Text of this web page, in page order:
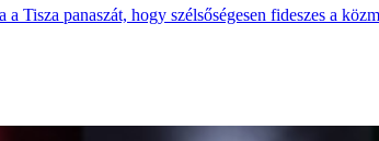
Tisza panaszát, hogy szélsőségesen fideszes a